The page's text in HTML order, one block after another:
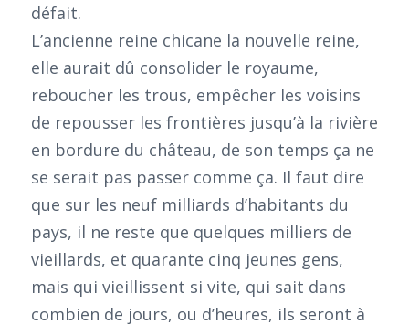
défait.
L’ancienne reine chicane la nouvelle reine,
elle aurait dû consolider le royaume,
reboucher les trous, empêcher les voisins
de repousser les frontières jusqu’à la rivière
en bordure du château, de son temps ça ne
se serait pas passer comme ça. Il faut dire
que sur les neuf milliards d’habitants du
pays, il ne reste que quelques milliers de
vieillards, et quarante cinq jeunes gens,
mais qui vieillissent si vite, qui sait dans
combien de jours, ou d’heures, ils seront à